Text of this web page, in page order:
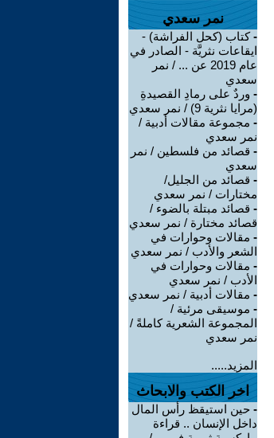
نمر سعدي
-كتاب (كحل الفراشة) -
ايقاعات نثريَّة - الصادر في
عام 2019 عن ... / نمر
سعدي
- وردٌ على رمادِ القصيدةِ
(مرايا نثرية 9) / نمر سعدي
- مجموعة مقالات أدبية /
نمر سعدي
- قصائد من فلسطين / نمر
سعدي
- قصائد من الجليل/
مختارات / نمر سعدي
- قصائد مبتلة بالضوء /
قصائد مختارة / نمر سعدي
- مقالات وحوارات في
الشعر والأدب / نمر سعدي
- مقالات وحوارات في
الأدب / نمر سعدي
- مقالات أدبية / نمر سعدي
- موسيقى مرئية /
المجموعة الشعرية كاملةً /
نمر سعدي
المزيد.....
اخر الكتب والابحاث
- حين استيقظ رأس المال
داخل الإنسان .. قراءة